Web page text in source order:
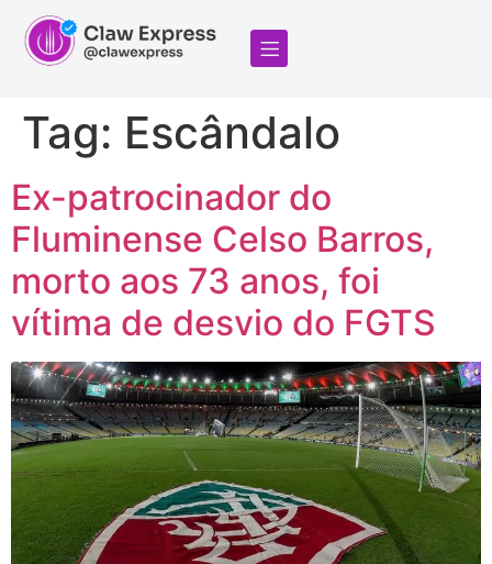
Tag: Escândalo
Ex-patrocinador do
Fluminense Celso Barros,
morto aos 73 anos, foi
vítima de desvio do FGTS